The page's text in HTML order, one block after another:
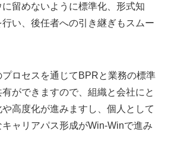
留めないように標準化、形式知
い、後任者への引き継ぎもスムー
ロセスを通じてBPRと業務の標準
ができますので、組織と会社にと
高度化が進みますし、個人として
ャリアパス形成がWin-Winで進み